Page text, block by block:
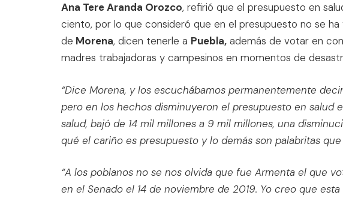
Ana Tere Aranda Orozco, refirió que el presupuesto en
ciento, por lo que consideró que en el presupuesto no se
de Morena, dicen tenerle a Puebla, además de votar en
madres trabajadoras y campesinos en momentos de
“Dice Morena, y los escuchábamos permanentemente
pero en los hechos disminuyeron el presupuesto en salud
salud, bajó de 14 mil millones a 9 mil millones, una
qué el cariño es presupuesto y lo demás son palabritas
“A los poblanos no se nos olvida que fue Armenta el que
en el Senado el 14 de noviembre de 2019. Yo creo que